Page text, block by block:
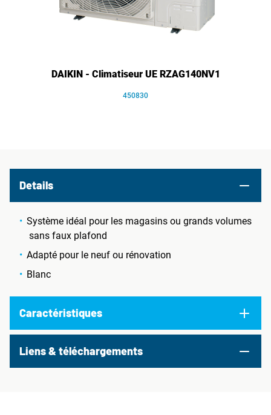
DAIKIN - Climatiseur UE RZAG140NV1
450830
Details
Système idéal pour les magasins ou grands volumes
sans faux plafond
Adapté pour le neuf ou rénovation
Blanc
Caractéristiques
Liens & téléchargements